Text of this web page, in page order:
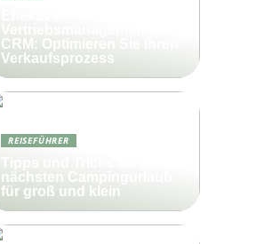
CRM: Optimieren Sie Ihren
Verkaufsprozess
REISEFÜHRER
nächsten Campingurlaub
für groß und klein